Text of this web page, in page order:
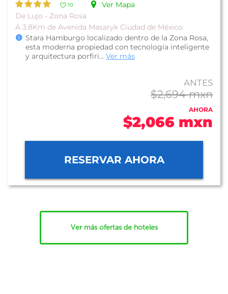
10
Ver Mapa
De Lujo - Zona Rosa
A 3.8Km de Avenida Masaryk Ciudad de México
Stara Hamburgo localizado dentro de la Zona Rosa,
esta moderna propiedad con tecnología inteligente
y arquitectura porfiri... Ver más
ANTES
$2,694 mxn
AHORA
$2,066 mxn
RESERVAR AHORA
Ver más ofertas de hoteles